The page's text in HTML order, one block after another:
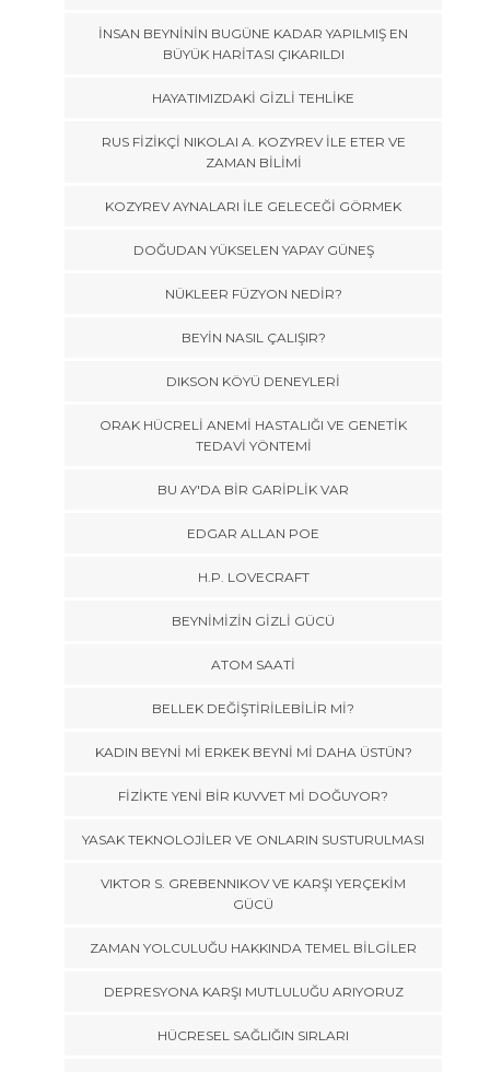
İNSAN BEYNİNİN BUGÜNE KADAR YAPILMIŞ EN
BÜYÜK HARİTASI ÇIKARILDI
HAYATIMIZDAKİ GİZLİ TEHLİKE
RUS FİZİKÇİ NIKOLAI A. KOZYREV İLE ETER VE
ZAMAN BİLİMİ
KOZYREV AYNALARI İLE GELECEĞİ GÖRMEK
DOĞUDAN YÜKSELEN YAPAY GÜNEŞ
NÜKLEER FÜZYON NEDİR?
BEYİN NASIL ÇALIŞIR?
DIKSON KÖYÜ DENEYLERİ
ORAK HÜCRELİ ANEMİ HASTALIĞI VE GENETİK
TEDAVİ YÖNTEMİ
BU AY'DA BİR GARİPLİK VAR
EDGAR ALLAN POE
H.P. LOVECRAFT
BEYNİMİZİN GİZLİ GÜCÜ
ATOM SAATİ
BELLEK DEĞİŞTİRİLEBİLİR Mİ?
KADIN BEYNİ Mİ ERKEK BEYNİ Mİ DAHA ÜSTÜN?
FİZİKTE YENİ BİR KUVVET Mİ DOĞUYOR?
YASAK TEKNOLOJİLER VE ONLARIN SUSTURULMASI
VIKTOR S. GREBENNIKOV VE KARŞI YERÇEKİM
GÜCÜ
ZAMAN YOLCULUĞU HAKKINDA TEMEL BİLGİLER
DEPRESYONA KARŞI MUTLULUĞU ARIYORUZ
HÜCRESEL SAĞLIĞIN SIRLARI